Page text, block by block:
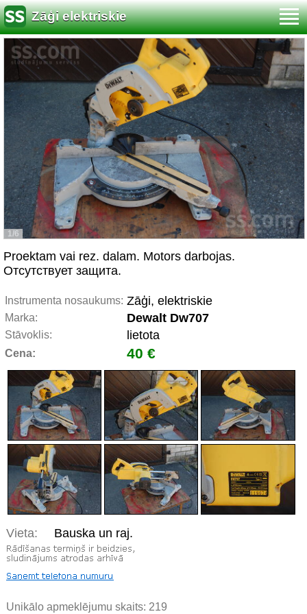
Zāģi elektriskie
1/6
Proektam vai rez. dalam. Motors darbojas.
Отсутствует защита.
Instrumenta nosaukums: Zāģi, elektriskie
Marka: Dewalt Dw707
Stāvoklis: lietota
Cena: 40 €
Vieta: Bauska un raj.
Unikālo apmeklējumu skaits: 219